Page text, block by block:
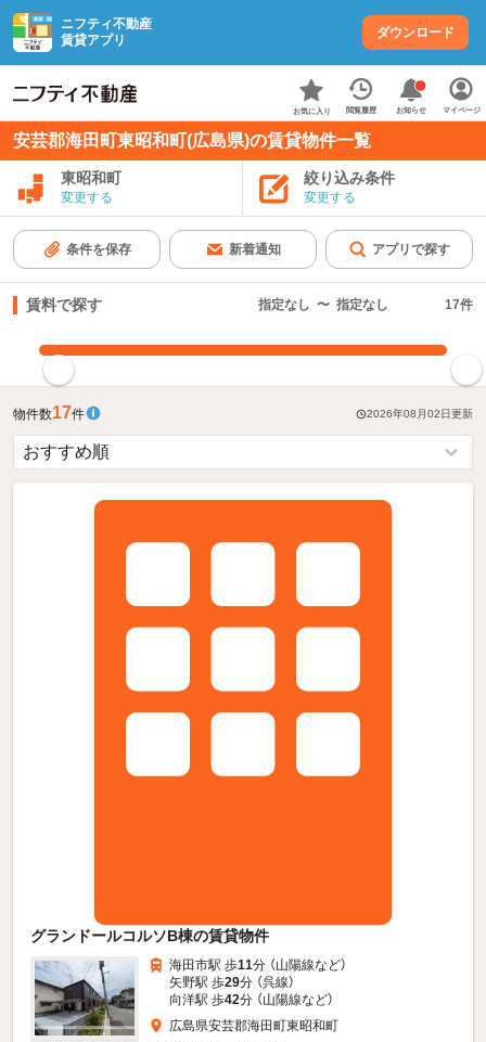
ニフティ不動産
賃貸アプリ
ダウンロード
お気に入り 閲覧履歴 お知らせ マイページ
安芸郡海田町東昭和町(広島県)の賃貸物件一覧
東昭和町
変更する
絞り込み条件
変更する
条件を保存 新着通知 アプリで探す
賃料で探す 指定なし 〜 指定なし 17件
物件数17件 2026年08月02日更新
グランドールコルソB棟の賃貸物件
海田市駅 歩11分 （山陽線など）
矢野駅 歩29分 （呉線）
向洋駅 歩42分 （山陽線など）
広島県安芸郡海田町東昭和町